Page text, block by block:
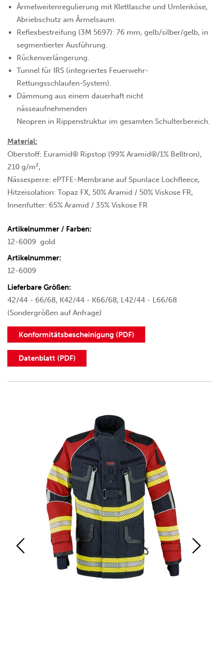
Ärmelweitenregulierung mit Klettlasche und Umlenköse,
Abriebschutz am Ärmelsaum.
Reflexbestreifung (3M 5697): 76 mm, gelb/silber/gelb, in
segmentierter Ausführung.
Rückenverlängerung.
Tunnel für IRS (integriertes Feuerwehr-
Rettungsschlaufen-System).
Dämmung aus einem dauerhaft nicht
nässeaufnehmenden
Neopren in Rippenstruktur im gesamten Schulterbereich.
Material:
Oberstoff: Euramid® Ripstop (99% Aramid®/1% Belltron),
210 g/m²,
Nässesperre: ePTFE-Membrane auf Spunlace Lochfleece,
Hitzeisolation: Topaz FX, 50% Aramid / 50% Viskose FR,
Innenfutter: 65% Aramid / 35% Viskose FR
Artikelnummer / Farben:
12-6009 gold
Artikelnummer:
12-6009
Lieferbare Größen:
42/44 - 66/68, K42/44 - K66/68, L42/44 - L66/68
(Sondergrößen auf Anfrage)
Konformitätsbescheinigung (PDF)
Datenblatt (PDF)